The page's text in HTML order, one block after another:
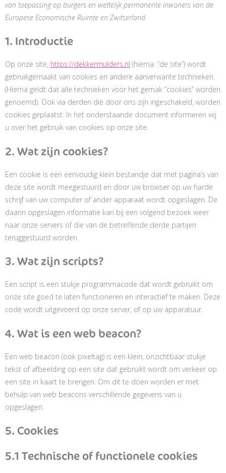
van toepassing op burgers en wettelijk permanente inwoners van de
Europese Economische Ruimte en Zwitserland.
1. Introductie
Op onze site, https://dekkermulders.nl (hierna: “de site”) wordt
gebruikgemaakt van cookies en andere aanverwante technieken.
(Hierna geldt dat alle technieken voor het gemak “cookies” worden
genoemd). Ook via derden die door ons zijn ingeschakeld, worden
cookies geplaatst. In het onderstaande document informeren wij
u over het gebruik van cookies op onze site.
2. Wat zijn cookies?
Een cookie is een eenvoudig klein bestandje dat met pagina’s van
deze site wordt meegestuurd en door uw browser op uw harde
schrijf van uw computer of ander apparaat wordt opgeslagen. De
daarin opgeslagen informatie kan bij een volgend bezoek weer
naar onze servers of die van de betreffende derde partijen
teruggestuurd worden.
3. Wat zijn scripts?
Een script is een stukje programmacode dat wordt gebruikt om
onze site goed te laten functioneren en interactief te maken. Deze
code wordt uitgevoerd op onze server, of op uw apparatuur.
4. Wat is een web beacon?
Een web beacon (ook pixeltag) is een klein, onzichtbaar stukje
tekst of afbeelding op een site dat gebruikt wordt om verkeer op
een site in kaart te brengen. Om dit te doen worden er met
behulp van web beacons verschillende gegevens van u
opgeslagen.
5. Cookies
5.1 Technische of functionele cookies
to
to
to
to
to
to
to
to